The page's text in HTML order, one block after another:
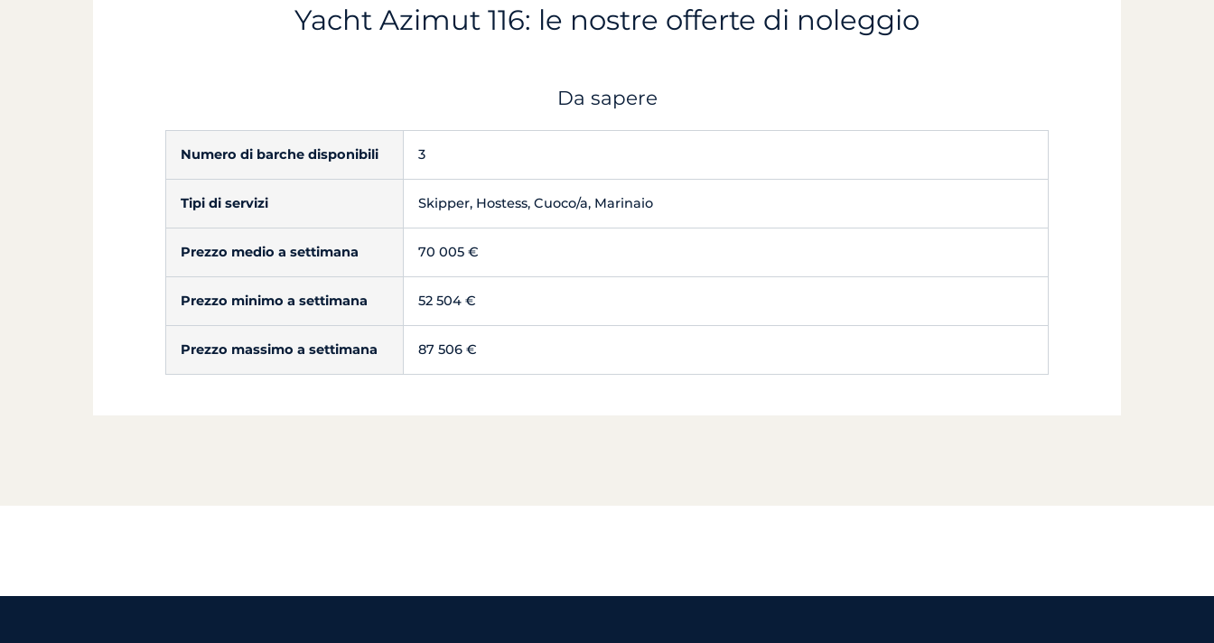
Yacht Azimut 116: le nostre offerte di noleggio
Da sapere
Numero di barche disponibili 3
Tipi di servizi Skipper, Hostess, Cuoco/a, Marinaio
Prezzo medio a settimana 70 005 €
Prezzo minimo a settimana 52 504 €
Prezzo massimo a settimana 87 506 €